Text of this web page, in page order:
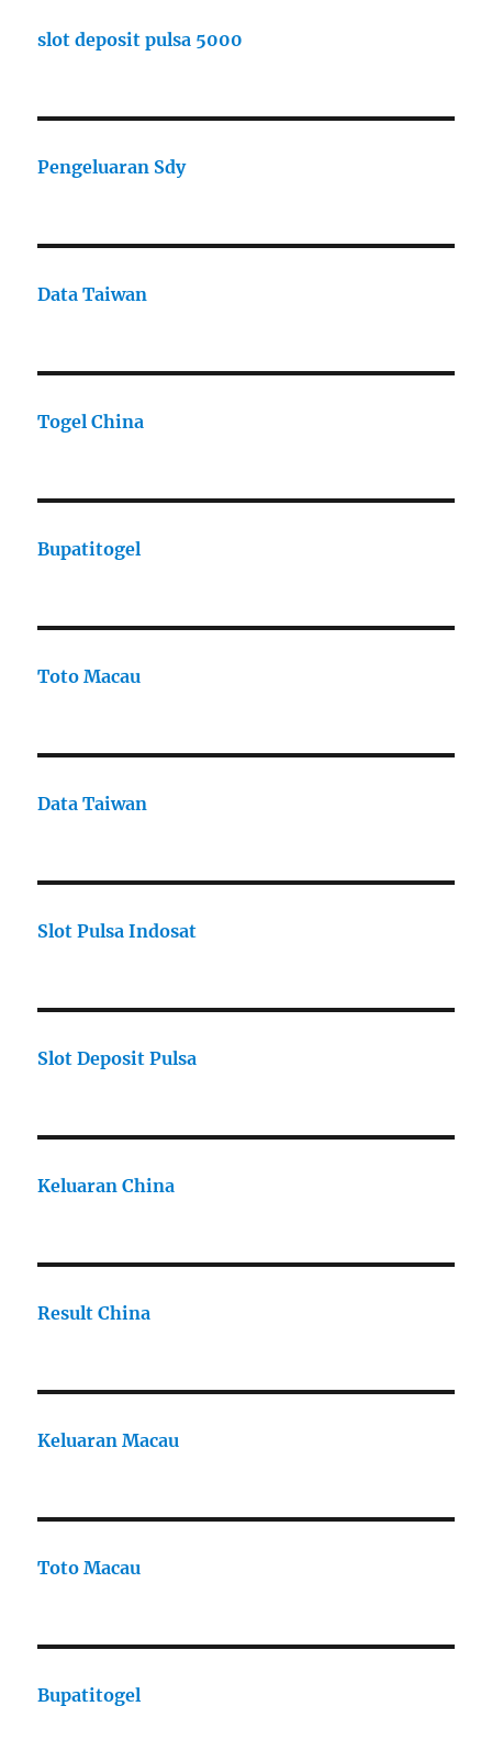
slot deposit pulsa 5000
Pengeluaran Sdy
Data Taiwan
Togel China
Bupatitogel
Toto Macau
Data Taiwan
Slot Pulsa Indosat
Slot Deposit Pulsa
Keluaran China
Result China
Keluaran Macau
Toto Macau
Bupatitogel